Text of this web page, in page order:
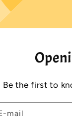
Be the first to
mail